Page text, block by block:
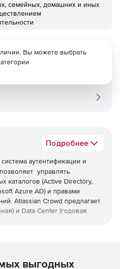
семейных, домашних и иных
Подробнее
аутентификации и
управлять
каталогов (Active Directory,
Azure AD) и правами
Atlassian Crowd предлагает
и Data Center (годовая
Вы можете выбрать
выгодных